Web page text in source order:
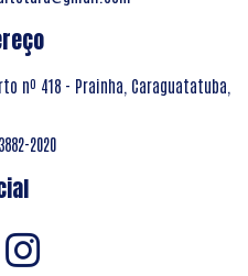
nº 418 - Prainha, Caraguatatuba,
2020